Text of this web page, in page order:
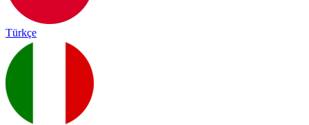
Türkçe